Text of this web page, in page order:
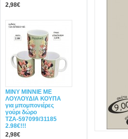
2,98€
ΜΙΝΥ MINNIE ΜΕ
ΛΟΥΛΟΥΔΙΑ ΚΟΥΠΑ
για μπομπονιέρες
γούρι δώρο
ΤΖΑ-597099/31185
2.98€!!!
2,98€